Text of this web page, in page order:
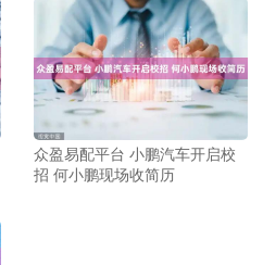
众盈易配平台 小鹏汽车开启校
招 何小鹏现场收简历